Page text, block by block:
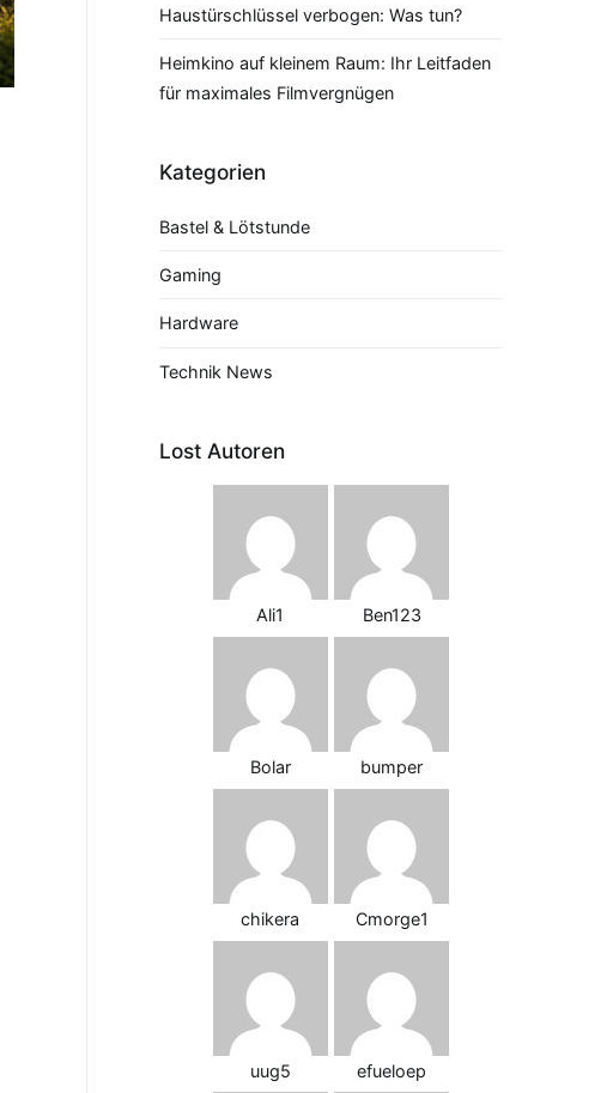
Haustürschlüssel verbogen: Was tun?
Heimkino auf kleinem Raum: Ihr Leitfaden
für maximales Filmvergnügen
Kategorien
Bastel & Lötstunde
Gaming
Hardware
Technik News
Lost Autoren
Ali1 Ben123
Bolar bumper
chikera Cmorge1
uug5 efueloep